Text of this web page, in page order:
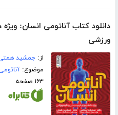
دانلود کتاب آناتومی انسان:
ورزشی
از:جمشید
موضوع:
۱۶۳ صفحه